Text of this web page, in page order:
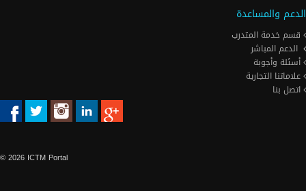
الدعم والمساعدة
قسم خدمة المتدرب
الدعم المباشر
أسئلة وأجوبة
علاماتنا التجارية
اتصل بنا
© 2026 ICTM Portal